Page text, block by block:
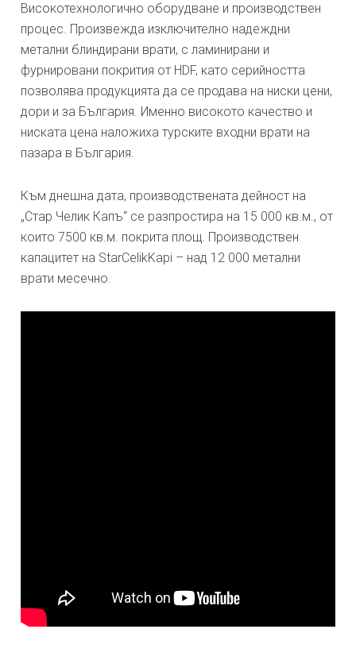
Високотехнологично оборудване и производствен
процес. Произвежда изключително надеждни
метални блиндирани врати, с ламинирани и
фурнировани покрития от HDF, като серийността
позволява продукцията да се продава на ниски цени,
дори и за България. Именно високото качество и
ниската цена наложиха турските входни врати на
пазара в България.
Към днешна дата, производствената дейност на
„Стар Челик Капъ“ се разпростира на 15 000 кв.м., от
които 7500 кв.м. покрита площ. Производствен
капацитет на StarCelikKapi – над 12 000 метални
врати месечно.